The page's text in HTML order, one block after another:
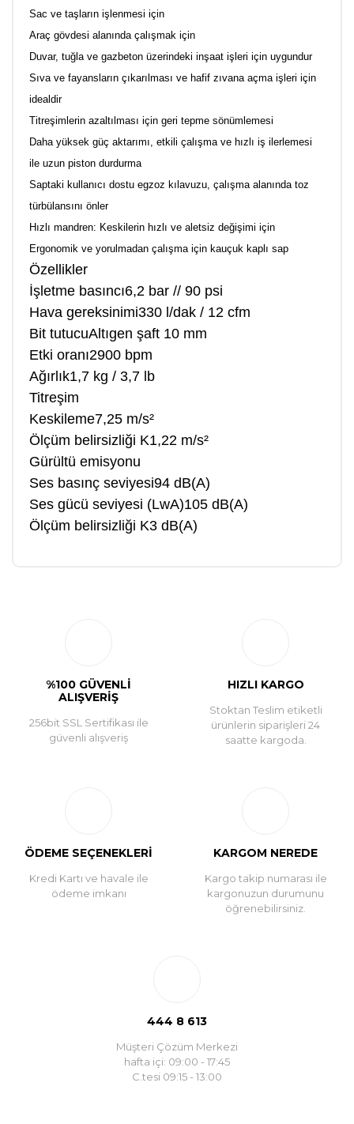
Sac ve taşların işlenmesi için
Araç gövdesi alanında çalışmak için
Duvar, tuğla ve gazbeton üzerindeki inşaat işleri için uygundur
Sıva ve fayansların çıkarılması ve hafif zıvana açma işleri için
idealdir
Titreşimlerin azaltılması için geri tepme sönümlemesi
Daha yüksek güç aktarımı, etkili çalışma ve hızlı iş ilerlemesi
ile uzun piston durdurma
Saptaki kullanıcı dostu egzoz kılavuzu, çalışma alanında toz
türbülansını önler
Hızlı mandren: Keskilerin hızlı ve aletsiz değişimi için
Ergonomik ve yorulmadan çalışma için kauçuk kaplı sap
Özellikler
İşletme basıncı6,2 bar // 90 psi
Hava gereksinimi330 l/dak / 12 cfm
Bit tutucuAltıgen şaft 10 mm
Etki oranı2900 bpm
Ağırlık1,7 kg / 3,7 lb
Titreşim
Keskileme7,25 m/s²
Ölçüm belirsizliği K1,22 m/s²
Gürültü emisyonu
Ses basınç seviyesi94 dB(A)
Ses gücü seviyesi (LwA)105 dB(A)
Ölçüm belirsizliği K3 dB(A)
%100 GÜVENLİ
ALIŞVERİŞ
256bit SSL Sertifikası ile
güvenli alışveriş
HIZLI KARGO
Stoktan Teslim etiketli
ürünlerin siparişleri 24
saatte kargoda.
ÖDEME SEÇENEKLERİ
Kredi Kartı ve havale ile
ödeme imkanı
KARGOM NEREDE
Kargo takip numarası ile
kargonuzun durumunu
öğrenebilirsiniz.
444 8 613
Müşteri Çözüm Merkezi
hafta içi: 09:00 - 17:45
C.tesi 09:15 - 13:00